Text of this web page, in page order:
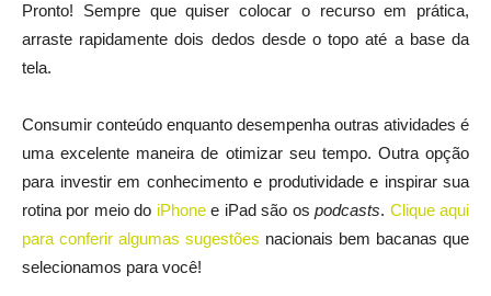
Pronto! Sempre que quiser colocar o recurso em prática,
arraste rapidamente dois dedos desde o topo até a base da
tela.
Consumir conteúdo enquanto desempenha outras atividades é
uma excelente maneira de otimizar seu tempo. Outra opção
para investir em conhecimento e produtividade e inspirar sua
rotina por meio do iPhonee iPad são ospodcasts. Clique aqui
para conferir algumas sugestões nacionais bem bacanas que
selecionamos para você!